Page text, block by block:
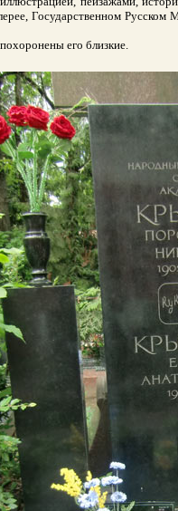
Государственном
его близкие.